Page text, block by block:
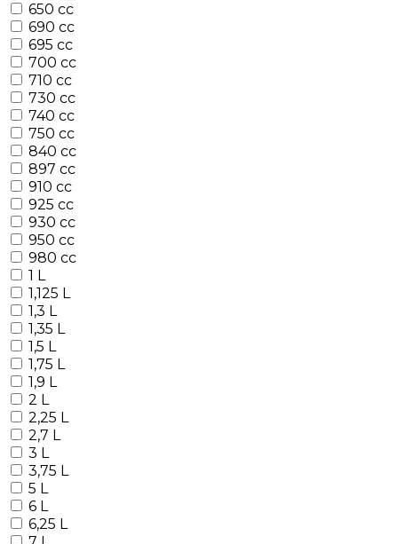
650 cc
690 cc
695 cc
700 cc
710 cc
730 cc
740 cc
750 cc
840 cc
897 cc
910 cc
925 cc
930 cc
950 cc
980 cc
1 L
1,125 L
1,3 L
1,35 L
1,5 L
1,75 L
1,9 L
2 L
2,25 L
2,7 L
3 L
3,75 L
5 L
6 L
6,25 L